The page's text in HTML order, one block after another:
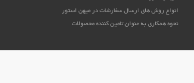
انواع روش های ارسال سفارشات در میهن استور
نحوه همکاری به عنوان تامین کننده محصولات